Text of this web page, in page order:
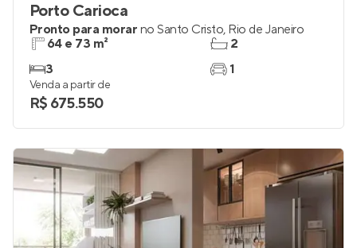
Porto Carioca
Pronto para morar no Santo Cristo, Rio de Janeiro
64 e 73 m²
3
2
1
Venda a partir de
R$ 675.550